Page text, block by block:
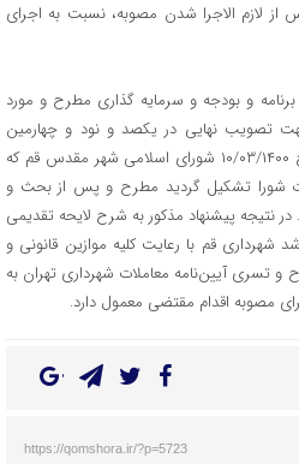
از لازم الاجرا شدن مصوبه، نسبت به اجرای
و بودجه و سرمایه گذاری مطرح و مورد
تصویب نهایی در یکصد و نود و چهارمین
جلسه رسمی و علنی روز دوشنبه مورخ ۱۰/۰۳/۱۴۰۰ شورای اسلامی شهر مقدس قم که
شورا تشکیل گردید مطرح و پس از بحث و
نتیجه پیشنهاد مذکور به شرح لایحه تقدیمی
شهرداری قم با رعایت کلیه موازین قانونی و
و تسری آیین‌نامه معاملات شهرداری تهران به
مصوبه اقدام مقتضی معمول دارد.
https://qomshora.ir/?p=5723